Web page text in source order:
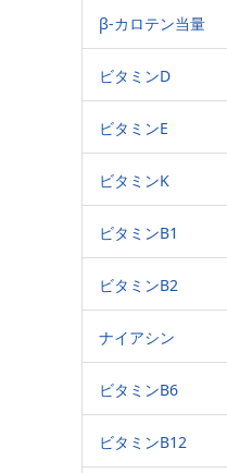
β-カロテン当量
ビタミンD
ビタミンE
ビタミンK
ビタミンB1
ビタミンB2
ナイアシン
ビタミンB6
ビタミンB12